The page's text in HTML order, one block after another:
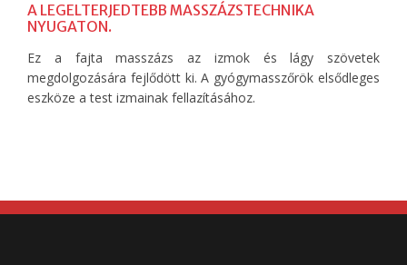
A LEGELTERJEDTEBB MASSZÁZSTECHNIKA
NYUGATON.
Ez a fajta masszázs az izmok és lágy szövetek
megdolgozására fejlődött ki. A gyógymasszőrök elsődleges
eszköze a test izmainak fellazításához.